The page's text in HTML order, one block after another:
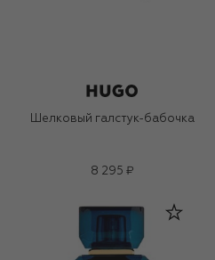
Шелковый галстук-бабочка
8 295 ₽